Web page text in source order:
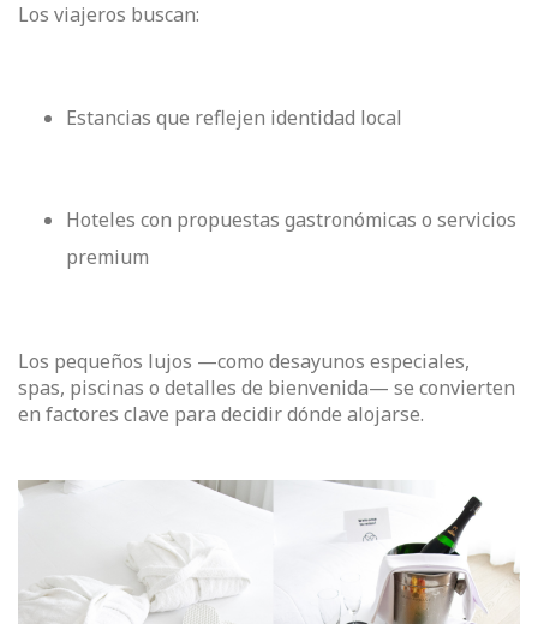
Los viajeros buscan:
Estancias que reflejen identidad local
Hoteles con propuestas gastronómicas o servicios
premium
Los pequeños lujos —como desayunos especiales,
spas, piscinas o detalles de bienvenida— se convierten
en factores clave para decidir dónde alojarse.